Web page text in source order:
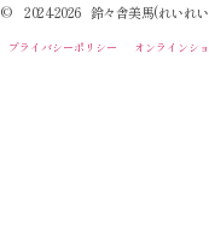
© 2024-2026 鈴々舎美馬(れいれい
プライバシーポリシー オンラインシ